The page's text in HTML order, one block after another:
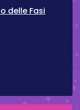
delle Fasi